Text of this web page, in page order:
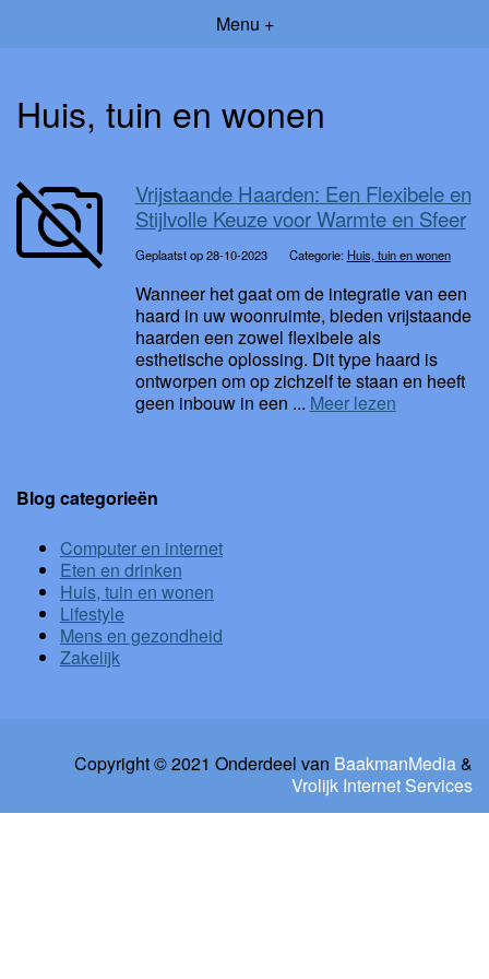
Menu +
Huis, tuin en wonen
Vrijstaande Haarden: Een Flexibele en
Stijlvolle Keuze voor Warmte en Sfeer
Geplaatst op 28-10-2023 Categorie: Huis, tuin en wonen
Wanneer het gaat om de integratie van een
haard in uw woonruimte, bieden vrijstaande
haarden een zowel flexibele als
esthetische oplossing. Dit type haard is
ontworpen om op zichzelf te staan en heeft
geen inbouw in een ... Meer lezen
Blog categorieën
Computer en internet
Eten en drinken
Huis, tuin en wonen
Lifestyle
Mens en gezondheid
Zakelijk
Copyright © 2021 Onderdeel van BaakmanMedia&
Vrolijk Internet Services